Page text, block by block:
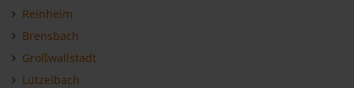
Reinheim
Brensbach
Großwallstadt
Lützelbach